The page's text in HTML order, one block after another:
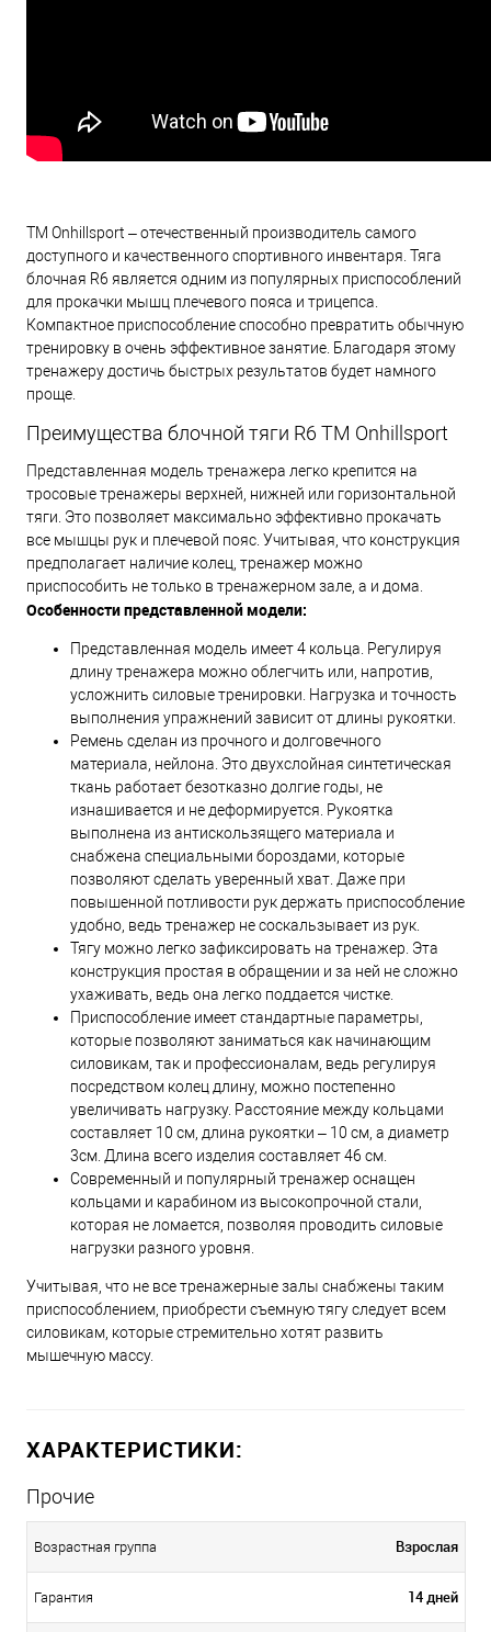
ТМ Onhillsport – отечественный производитель самого
доступного и качественного спортивного инвентаря. Тяга
блочная R6 является одним из популярных приспособлений
для прокачки мышц плечевого пояса и трицепса.
Компактное приспособление способно превратить обычную
тренировку в очень эффективное занятие. Благодаря этому
тренажеру достичь быстрых результатов будет намного
проще.
Преимущества блочной тяги R6 ТМ Onhillsport
Представленная модель тренажера легко крепится на
тросовые тренажеры верхней, нижней или горизонтальной
тяги. Это позволяет максимально эффективно прокачать
все мышцы рук и плечевой пояс. Учитывая, что конструкция
предполагает наличие колец, тренажер можно
приспособить не только в тренажерном зале, а и дома.
Особенности представленной модели:
Представленная модель имеет 4 кольца. Регулируя
длину тренажера можно облегчить или, напротив,
усложнить силовые тренировки. Нагрузка и точность
выполнения упражнений зависит от длины рукоятки.
Ремень сделан из прочного и долговечного
материала, нейлона. Это двухслойная синтетическая
ткань работает безотказно долгие годы, не
изнашивается и не деформируется. Рукоятка
выполнена из антискользящего материала и
снабжена специальными бороздами, которые
позволяют сделать уверенный хват. Даже при
повышенной потливости рук держать приспособление
удобно, ведь тренажер не соскальзывает из рук.
Тягу можно легко зафиксировать на тренажер. Эта
конструкция простая в обращении и за ней не сложно
ухаживать, ведь она легко поддается чистке.
Приспособление имеет стандартные параметры,
которые позволяют заниматься как начинающим
силовикам, так и профессионалам, ведь регулируя
посредством колец длину, можно постепенно
увеличивать нагрузку. Расстояние между кольцами
составляет 10 см, длина рукоятки – 10 см, а диаметр
3см. Длина всего изделия составляет 46 см.
Современный и популярный тренажер оснащен
кольцами и карабином из высокопрочной стали,
которая не ломается, позволяя проводить силовые
нагрузки разного уровня.
Учитывая, что не все тренажерные залы снабжены таким
приспособлением, приобрести съемную тягу следует всем
силовикам, которые стремительно хотят развить
мышечную массу.
ХАРАКТЕРИСТИКИ:
Прочие
Возрастная группа Взрослая
Гарантия 14 дней